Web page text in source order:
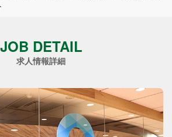
JOB DETAIL
求人情報詳細